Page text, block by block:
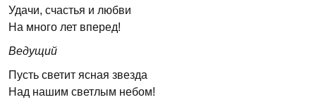
Удачи, счастья и любви
На много лет вперед!
Ведущий
Пусть светит ясная звезда
Над нашим светлым небом!